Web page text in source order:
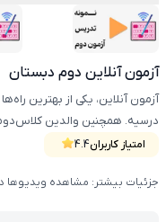
عکس کاور نمونه تدریس
آزمون آنلاین دوم دبستان
امتیاز کاربران4.4
آزمون آنلاین، یکی از بهترین
درسیه. همچنین والدین
جامع دروس دوم دبستان پرش،
جزئیات بیشتر: مشاهده ویدیوها